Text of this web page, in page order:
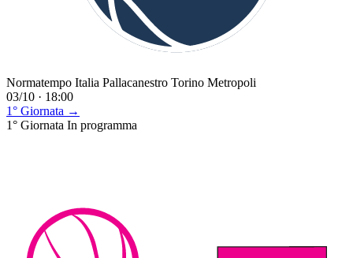
Normatempo Italia Pallacanestro Torino Metropoli
03/10 · 18:00
1° Giornata →
1° Giornata In programma